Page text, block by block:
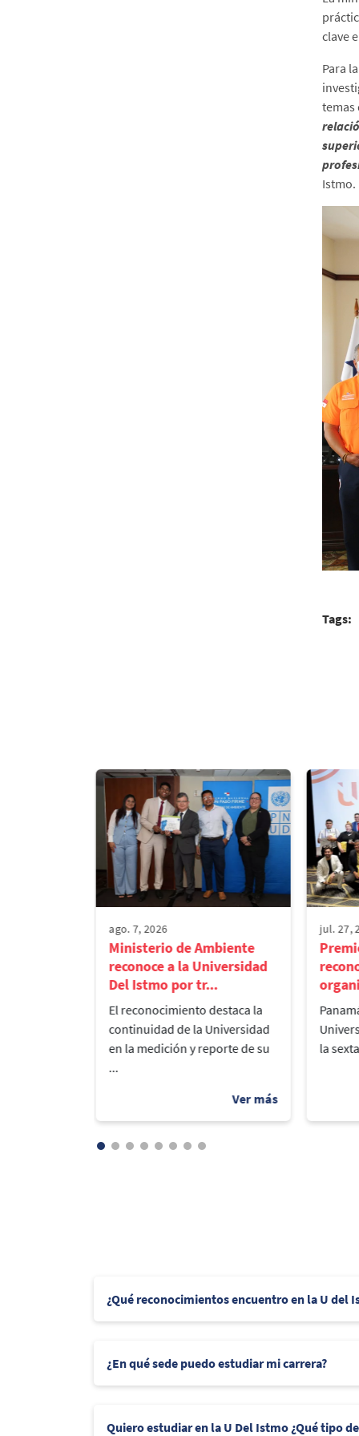
clave
Para
temas
Istmo.
Tags:
ago. 7, 2026
Ministerio de Ambiente
reconoce a la Universidad
Del Istmo por tr...
El reconocimiento destaca la
continuidad de la Universidad
en la medición y reporte de su
...
jul. 27,
la
¿Qué reconocimientos encuentro en la U del
¿En qué sede puedo estudiar mi carrera?
Quiero estudiar en la U Del Istmo ¿Qué tipo